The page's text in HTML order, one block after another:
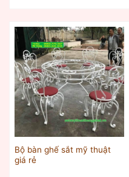
Bộ bàn ghế sắt mỹ thuật
giá rẻ